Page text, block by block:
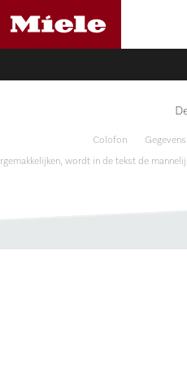
Colofon
wordt in de tekst de